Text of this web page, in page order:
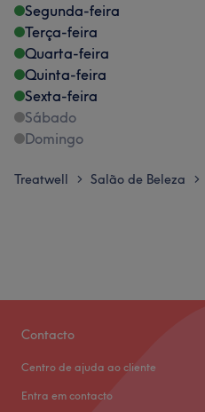
Segunda-feira
Terça-feira
Quarta-feira
Quinta-feira
Sexta-feira
Sábado
Domingo
Treatwell > Salão de Beleza >
Contacto
Centro de ajuda ao cliente
Entra em contacto